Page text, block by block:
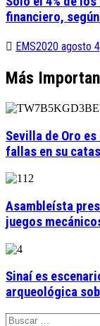
financiero,
EMS2020 agosto
Más
Sevilla de Oro
fallas en su
Asambleísta
juegos
Sinaí es
arqueológica
Buscar: